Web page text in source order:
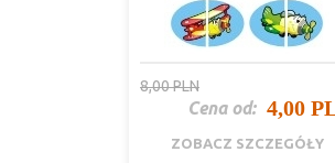
8,00 PLN
Cena od: 4,00
ZOBACZ SZCZEGÓŁY